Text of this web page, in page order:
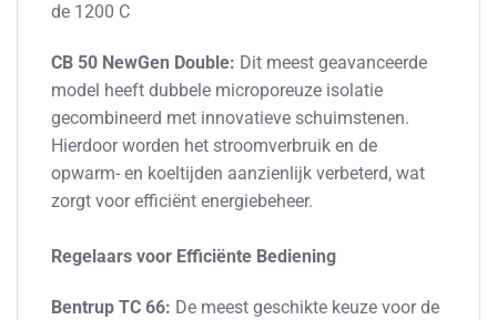
de 1200 C
CB 50 NewGen Double: Dit meest geavanceerde
model heeft dubbele microporeuze isolatie
gecombineerd met innovatieve schuimstenen.
Hierdoor worden het stroomverbruik en de
opwarm- en koeltijden aanzienlijk verbeterd, wat
zorgt voor efficiënt energiebeheer.
Regelaars voor Efficiënte Bediening
Bentrup TC 66: De meest geschikte keuze voor de